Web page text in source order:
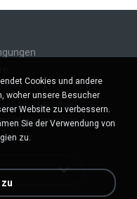
nicht verkaufen
weitergeben
Cookies und andere
woher unsere Besucher
Website zu verbessern.
Sie der Verwendung von
zu.